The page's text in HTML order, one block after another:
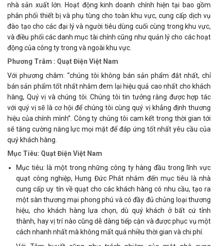
nhà sản xuất lớn. Hoạt động kinh doanh chính hiện tại bao gồm
phân phối thiết bị và phụ tùng cho toàn khu vực, cung cấp dịch vụ
đào tạo cho các đại lý và người tiêu dùng cuối cùng trong khu vực,
và điều phối các danh mục tài chính cũng như quản lý cho các hoạt
động của công ty trong và ngoài khu vực.
Phương Trâm : Quạt Điện Việt Nam
Với phương châm: “chúng tôi không bán sản phẩm đắt nhất, chỉ
bán sản phẩm tốt nhất nhằm đem lại hiệu quả cao nhất cho khách
hàng, Quý vị và chúng tôi. Chúng tôi tin tưởng rằng được hợp tác
với quý vị sẽ là cơ hội để chúng tôi cùng quý vị khẳng định thương
hiệu của chính mình”. Công ty chúng tôi cam kết trong thời gian tới
sẽ tăng cường năng lực mọi mặt để đáp ứng tốt nhất yêu cầu của
quý khách hàng.
Mục Tiêu: Quạt Điện Việt Nam
Mục tiêu: là một trong những công ty hàng đầu trong lĩnh vực
quạt công nghiệp, Hưng Đức Phát nhắm đến mục tiêu là nhà
cung cấp uy tín về quạt cho các khách hàng có nhu cầu, tạo ra
một sàn thương mại phong phú và có đầy đủ chủng loại thương
hiệu, cho khách hàng lựa chọn, dù quý khách ở bất cứ tỉnh
thành, hay vị trí nào cũng dễ dàng tiếp cận và được phục vụ một
cách nhanh nhất mà không mất quá nhiều thời gian và chi phí.